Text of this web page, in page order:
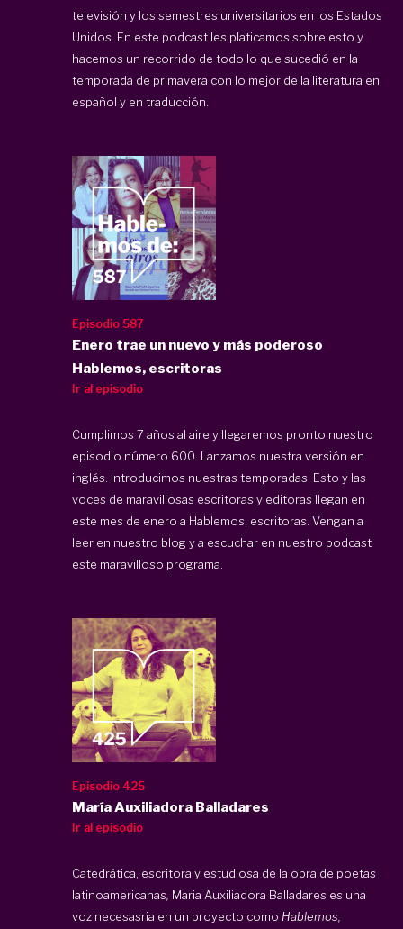
televisión y los semestres universitarios en los Estados
Unidos. En este podcast les platicamos sobre esto y
hacemos un recorrido de todo lo que sucedió en la
temporada de primavera con lo mejor de la literatura en
español y en traducción.
Episodio 587
Enero trae un nuevo y más poderoso
Hablemos, escritoras
Ir al episodio
Cumplimos 7 años al aire y llegaremos pronto nuestro
episodio número 600. Lanzamos nuestra versión en
inglés. Introducimos nuestras temporadas. Esto y las
voces de maravillosas escritoras y editoras llegan en
este mes de enero a Hablemos, escritoras. Vengan a
leer en nuestro blog y a escuchar en nuestro podcast
este maravilloso programa.
Episodio 425
María Auxiliadora Balladares
Ir al episodio
Catedrática, escritora y estudiosa de la obra de poetas
latinoamericanas Maria Auxiliadora Balladares es una
voz necesasria en un proyecto como Hablemos,